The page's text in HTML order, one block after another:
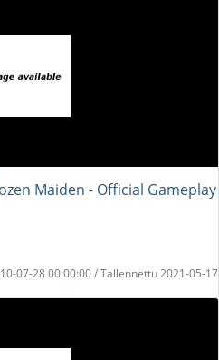
Maiden - Official Gameplay
07-28 00:00:00 / Tallennettu 2021-05-17